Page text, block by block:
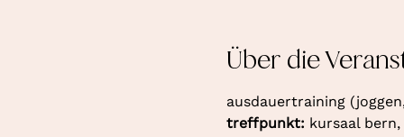
Über die
ausdauertraining
treffpunkt: kursaal